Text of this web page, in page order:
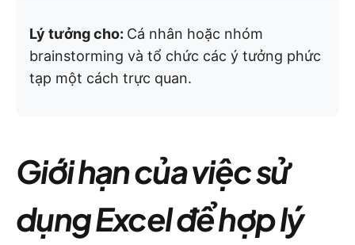
Lý tưởng cho: Cá nhân hoặc nhóm
brainstorming và tổ chức các ý tưởng phức
tạp một cách trực quan.
Giới hạn của việc sử
dụng Excel để hợp lý